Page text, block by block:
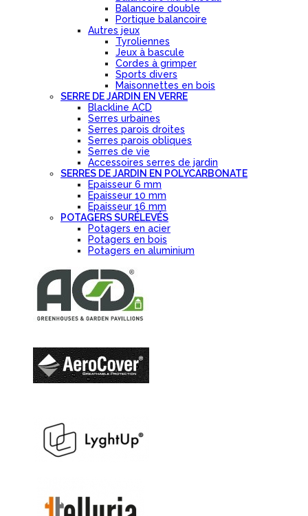
Balancoire double
Portique balancoire
Autres jeux
Tyroliennes
Jeux à bascule
Cordes à grimper
Sports divers
Maisonnettes en bois
SERRE DE JARDIN EN VERRE
Blackline ACD
Serres urbaines
Serres parois droites
Serres parois obliques
Serres de vie
Accessoires serres de jardin
SERRES DE JARDIN EN POLYCARBONATE
Epaisseur 6 mm
Epaisseur 10 mm
Epaisseur 16 mm
POTAGERS SURÉLEVÉS
Potagers en acier
Potagers en bois
Potagers en aluminium